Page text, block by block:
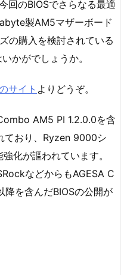
回のBIOSでさらなる最適
製AM5マザーボード
の購入を検討されている
かがでしょうか。
サイト よりどうぞ。
AM5 PI 1.2.0.0を含
ており、Ryzen 9000シ
化が謳われています。
などからもAGESA C
を含んだBIOSの公開が